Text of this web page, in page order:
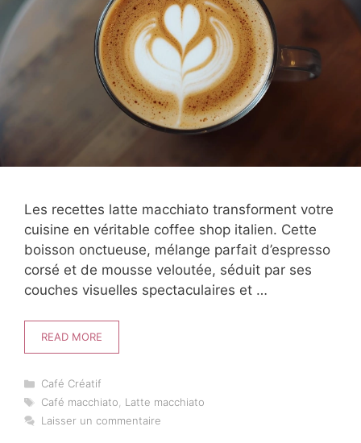
Les recettes latte macchiato transforment votre
cuisine en véritable coffee shop italien. Cette
boisson onctueuse, mélange parfait d’espresso
corsé et de mousse veloutée, séduit par ses
couches visuelles spectaculaires et …
READ MORE
Catégories
Café Créatif
Étiquettes
Café macchiato, Latte macchiato
Laisser un commentaire